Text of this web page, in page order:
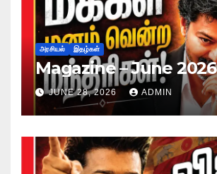
அரசியல் இதழ்கள்
Magazine – June 2026
JUNE 28, 2026 ADMIN